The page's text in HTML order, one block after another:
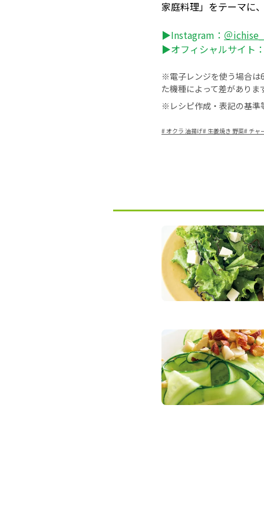
家庭料理」をテーマに
▶Instagram： ＠
▶オフィシャルサイト
※電子レンジを使う場合は
た機種によって差があり
※レシピ作成・表記の基準
#オクラ 油揚げ# 生姜焼き 野菜# チャ